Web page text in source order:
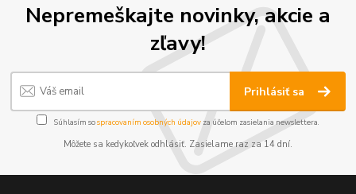
Nepremeškajte novinky, akcie a
zľavy!
Prihlásiť sa
Súhlasím sospracovaním osobných údajov za účelom zasielania newslettera.
Môžete sa kedykoľvek odhlásiť. Zasielame raz za 14 dní.